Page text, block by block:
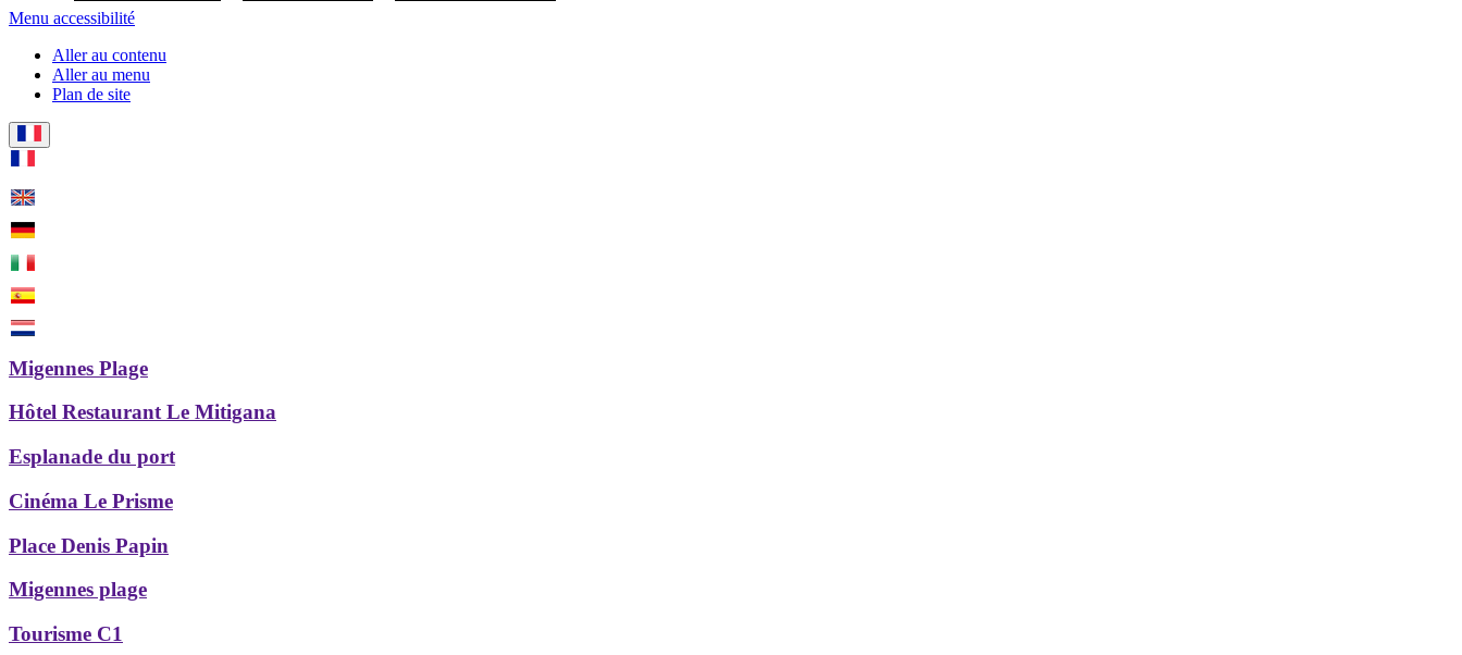
Menu accessibilité
Aller au contenu
Aller au menu
Plan de site
Migennes Plage
Hôtel Restaurant Le Mitigana
Esplanade du port
Cinéma Le Prisme
Place Denis Papin
Migennes plage
Tourisme C1